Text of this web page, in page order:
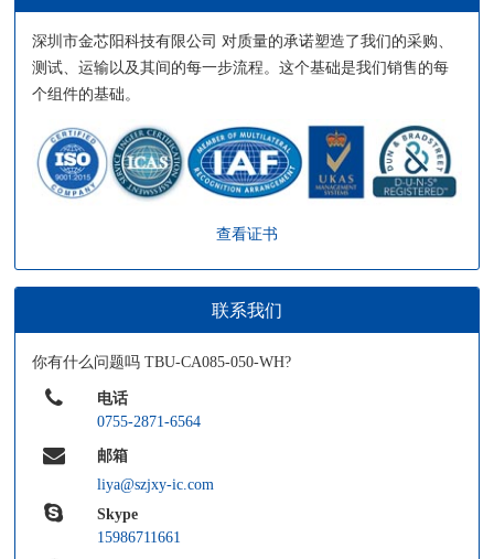
深圳市金芯阳科技有限公司 对质量的承诺塑造了我们的采购、
测试、运输以及其间的每一步流程。这个基础是我们销售的每
个组件的基础。
查看证书
联系我们
你有什么问题吗 TBU-CA085-050-WH?
电话
0755-2871-6564
邮箱
liya@szjxy-ic.com
Skype
15986711661